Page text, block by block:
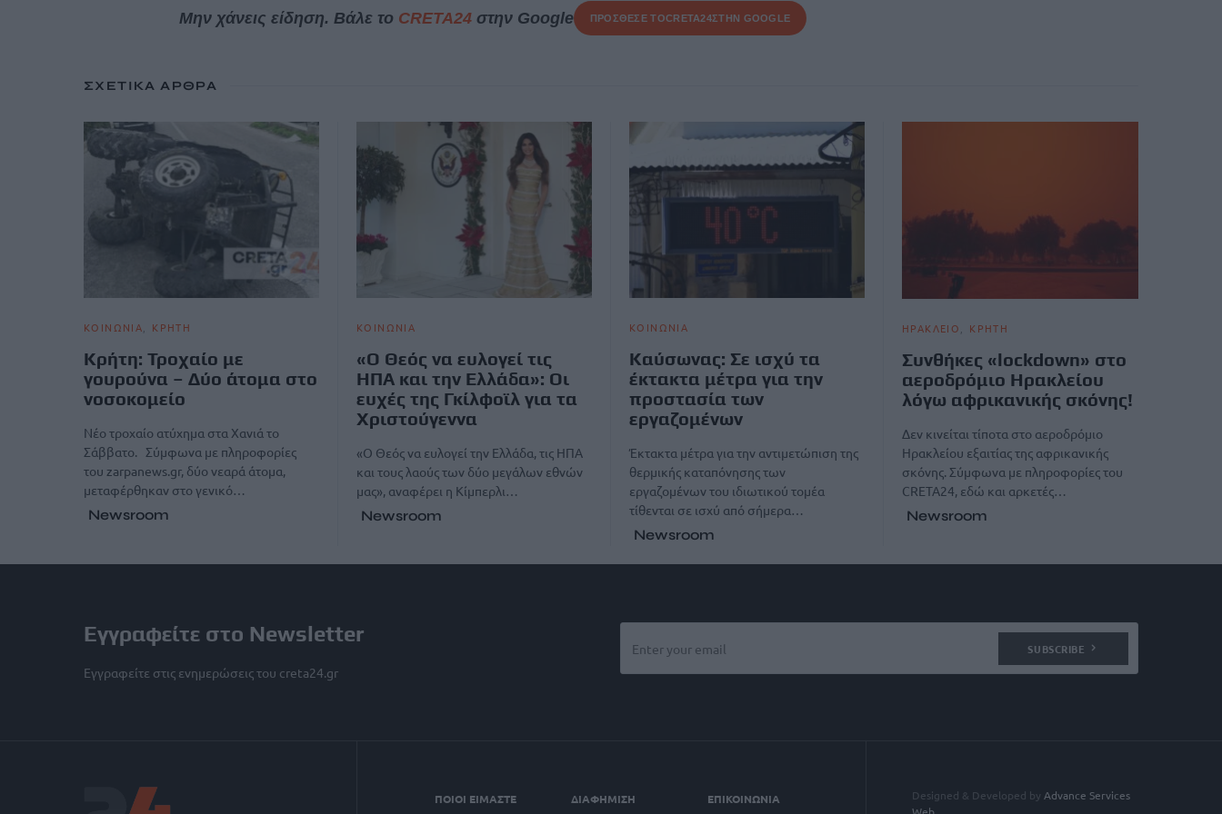
Μην χάνεις είδηση. Βάλε το CRETA24στην Google ΠΡΟΣΘΕΣΕ ΤΟCRETA24ΣΤΗΝ GOOGLE
ΣΧΕΤΙΚΆ ΆΡΘΡΑ
ΚΟΙΝΩΝΙΑ ΚΡΗΤΗ
Κρήτη: Τροχαίο με
γουρούνα – Δύο άτομα στο
νοσοκομείο
Νέο τροχαίο ατύχημα στα Χανιά το
Σάββατο. Σύμφωνα με πληροφορίες
του zarpanews.gr, δύο νεαρά άτομα,
μεταφέρθηκαν στο γενικό…
Newsroom
ΚΟΙΝΩΝΙΑ
«Ο Θεός να ευλογεί τις
ΗΠΑ και την Ελλάδα»: Οι
ευχές της Γκίλφοϊλ για τα
Χριστούγεννα
«Ο Θεός να ευλογεί την Ελλάδα, τις ΗΠΑ
και τους λαούς των δύο μεγάλων εθνών
μας», αναφέρει η Κίμπερλι…
Newsroom
ΚΟΙΝΩΝΙΑ
Καύσωνας: Σε ισχύ τα
έκτακτα μέτρα για την
προστασία των
εργαζομένων
Έκτακτα μέτρα για την αντιμετώπιση της
θερμικής καταπόνησης των
εργαζομένων του ιδιωτικού τομέα
τίθενται σε ισχύ από σήμερα…
Newsroom
ΗΡΑΚΛΕΙΟ ΚΡΗΤΗ
Συνθήκες «lockdown» στο
αεροδρόμιο Ηρακλείου
λόγω αφρικανικής σκόνης!
Δεν κινείται τίποτα στο αεροδρόμιο
Ηρακλείου εξαιτίας της αφρικανικής
σκόνης. Σύμφωνα με πληροφορίες του
CRETA24, εδώ και αρκετές…
Newsroom
Εγγραφείτε στο Newsletter
Εγγραφείτε στις ενημερώσεις του creta24.gr
SUBSCRIBE
ΠΟΙΟΙ ΕΙΜΑΣΤΕ ΔΙΑΦΗΜΙΣΗ ΕΠΙΚΟΙΝΩΝΙΑ Designed & Developed by Advance Services